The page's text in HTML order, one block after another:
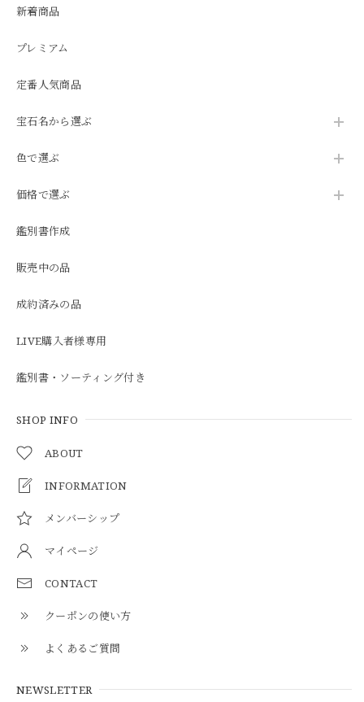
新着商品
プレミアム
定番人気商品
宝石名から選ぶ
色で選ぶ
価格で選ぶ
鑑別書作成
販売中の品
成約済みの品
LIVE購入者様専用
鑑別書・ソーティング付き
SHOP INFO
ABOUT
INFORMATION
メンバーシップ
マイページ
CONTACT
クーポンの使い方
よくあるご質問
NEWSLETTER